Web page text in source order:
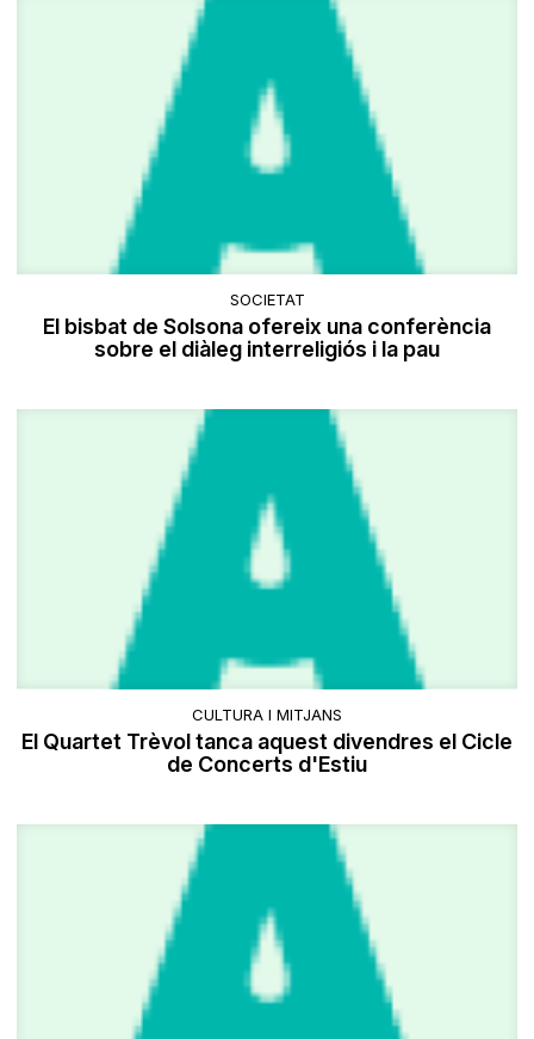
SOCIETAT
El bisbat de Solsona ofereix una conferència
sobre el diàleg interreligiós i la pau
CULTURA I MITJANS
El Quartet Trèvol tanca aquest divendres el Cicle
de Concerts d'Estiu